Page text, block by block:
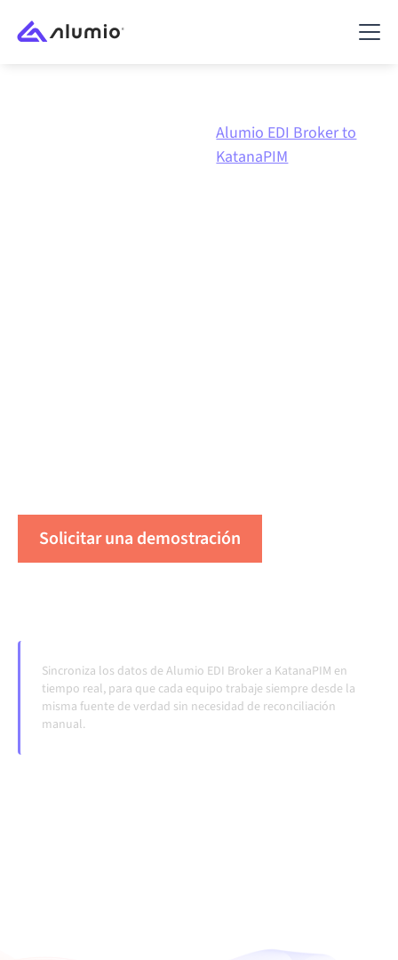
Alumio EDI Broker to
KatanaPIM
Solicitar una demostración
Sincroniza los datos de Alumio EDI Broker a KatanaPIM en
tiempo real, para que cada equipo trabaje siempre desde la
misma fuente de verdad sin necesidad de reconciliación
manual.